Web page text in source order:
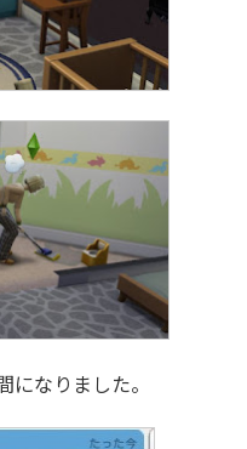
なりました。